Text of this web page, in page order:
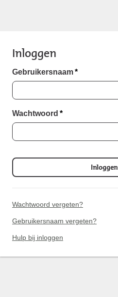
Inloggen
Gebruikersnaam*
Wachtwoord *
Inloggen
Wachtwoord vergeten?
Gebruikersnaam vergeten?
Hulp bij inloggen